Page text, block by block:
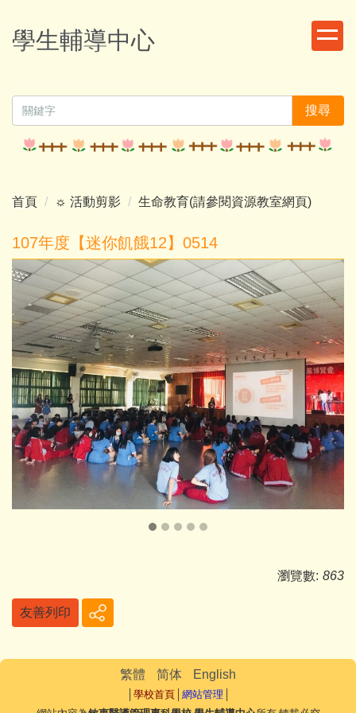
到
主
區
學生輔導中心
搜尋
首頁 ☼ 活動剪影 生命教育(請參閱資源教室網頁)
107年度【迷你飢餓12】0514
瀏覽數: 863
友善列印
繁體 简体 English
學校首頁│ 網站管理